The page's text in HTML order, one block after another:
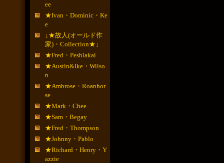
ee
★Ivan・Dominic・Ke
e
↓★故人(オールド作
家)・Collection★↓
★Fred・Peshlakai
★Austin&Ike・Wilso
n
★Ambrose・Roanhor
se
★Mark・Chee
★Sam・Begay
★Fred・Thompson
★Johnny・Pablo
★Richard・Henry・Y
azzie